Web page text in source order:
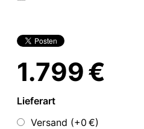
1.799 €
Lieferart
Versand (+0 €)